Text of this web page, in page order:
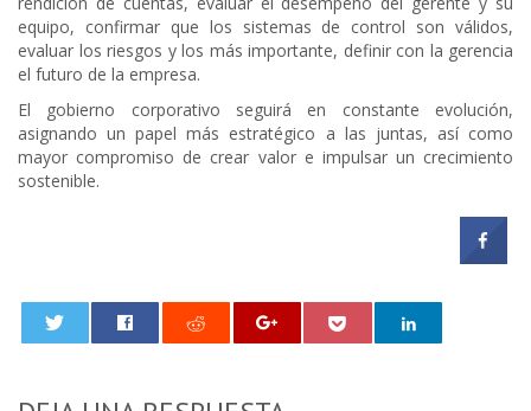
equipo, confirmar que los sistemas de control son válidos,
evaluar los riesgos y los más importante, definir con la gerencia
el futuro de la empresa.
El gobierno corporativo seguirá en constante evolución,
asignando un papel más estratégico a las juntas, así como
mayor compromiso de crear valor e impulsar un crecimiento
sostenible.